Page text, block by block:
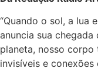
“Quando o sol, a lua
anuncia sua
planeta, nosso
invisíveis e